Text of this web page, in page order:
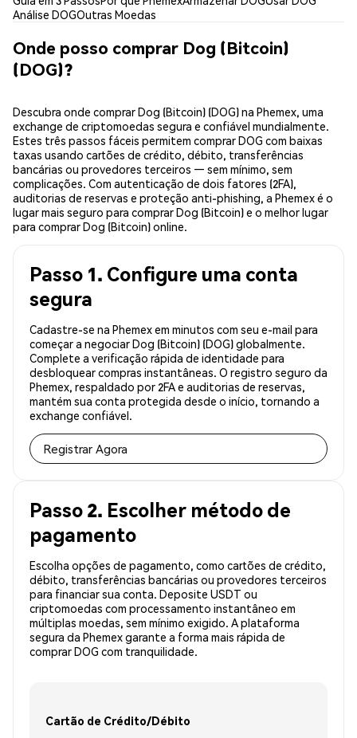
Análise DOGOutras Moedas
Onde posso comprar Dog (Bitcoin)
(DOG)?
Descubra onde comprar Dog (Bitcoin) (DOG) na Phemex, uma
exchange de criptomoedas segura e confiável mundialmente.
Estes três passos fáceis permitem comprar DOG com baixas
taxas usando cartões de crédito, débito, transferências
bancárias ou provedores terceiros — sem mínimo, sem
complicações. Com autenticação de dois fatores (2FA),
auditorias de reservas e proteção anti-phishing, a Phemex é o
lugar mais seguro para comprar Dog (Bitcoin) e o melhor lugar
para comprar Dog (Bitcoin) online.
Passo 1. Configure uma conta
segura
Cadastre-se na Phemex em minutos com seu e-mail para
começar a negociar Dog (Bitcoin) (DOG) globalmente.
Complete a verificação rápida de identidade para
desbloquear compras instantâneas. O registro seguro da
Phemex, respaldado por 2FA e auditorias de reservas,
mantém sua conta protegida desde o início, tornando a
exchange confiável.
Registrar Agora
Passo 2. Escolher método de
pagamento
Escolha opções de pagamento, como cartões de crédito,
débito, transferências bancárias ou provedores terceiros
para financiar sua conta. Deposite USDT ou
criptomoedas com processamento instantâneo em
múltiplas moedas, sem mínimo exigido. A plataforma
segura da Phemex garante a forma mais rápida de
comprar DOG com tranquilidade.
Cartão de Crédito/Débito